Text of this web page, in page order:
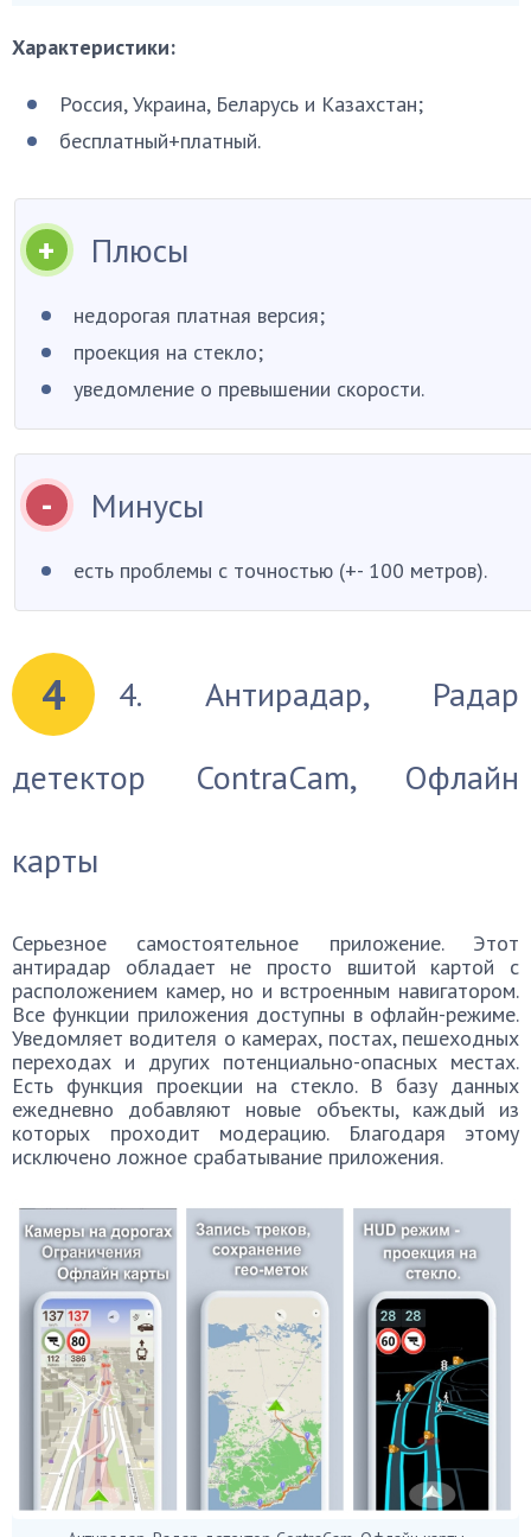
Характеристики:
Россия, Украина, Беларусь и Казахстан;
бесплатный+платный.
Плюсы
недорогая платная версия;
проекция на стекло;
уведомление о превышении скорости.
Минусы
есть проблемы с точностью (+- 100 метров).
4
4. Антирадар, Радар
детектор ContraCam, Офлайн
карты
Серьезное самостоятельное приложение. Этот
антирадар обладает не просто вшитой картой с
расположением камер, но и встроенным навигатором.
Все функции приложения доступны в офлайн-режиме.
Уведомляет водителя о камерах, постах, пешеходных
переходах и других потенциально-опасных местах.
Есть функция проекции на стекло. В базу данных
ежедневно добавляют новые объекты, каждый из
которых проходит модерацию. Благодаря этому
исключено ложное срабатывание приложения.